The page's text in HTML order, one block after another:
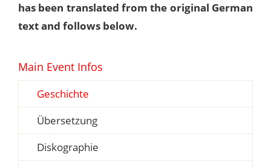
has been translated from the original German
text and follows below.
Main Event Infos
Geschichte
Übersetzung
Diskographie